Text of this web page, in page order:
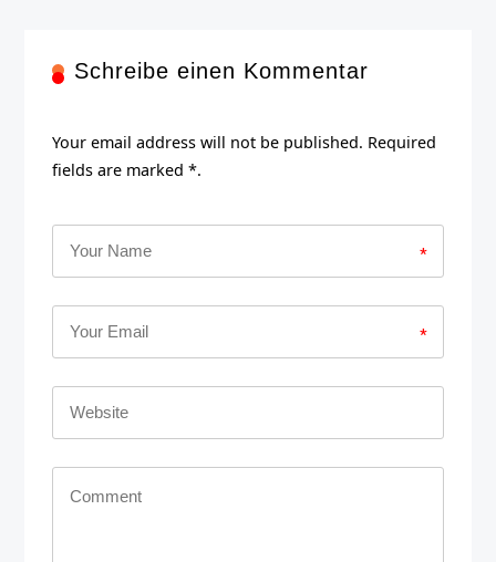
Schreibe einen Kommentar
Your email address will not be published. Required
fields are marked *.
*
*